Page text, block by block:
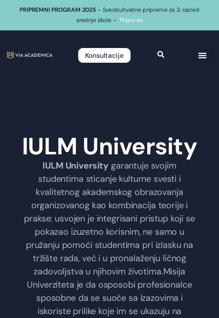
PRIPREMNI PROGRAM 2025 – Sveobuhvatne pripreme za 3. razred
srednje škole – Prijavi se
Konsultacije
IULM University
IULM University garantuje svojim
studentima sticanje kulturne svesti i
kvalitetnog akademskog obrazovanja
organizovanog kao kombinacija teorije i
prakse: usvojen je integrisani pristup koji se
pokazao izuzetno korisnim, ne samo u
pružanju pomoći studentima pri izlasku na
tržište rada, već i u pronalaženju ličnog
zadovoljstva u njihovim životima.Misija
Univerziteta je da osposobi profesionalce
sposobne da se suoče sa izazovima i
iskoriste prilike koje im se ukazuju na